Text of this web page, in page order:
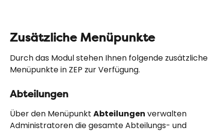
Zusätzliche Menüpunkte
Durch das Modul stehen Ihnen folgende zusätzliche
Menüpunkte in ZEP zur Verfügung.
Abteilungen
Über den Menüpunkt Abteilungen verwalten
Administratoren die gesamte Abteilungs- und